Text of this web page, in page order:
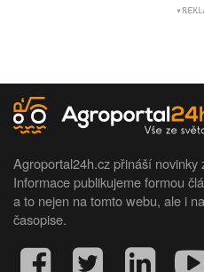
Agroportal24h.cz přináší novinky
Informace publikujeme formou
a to nejen na tomto webu, ale i
časopise.